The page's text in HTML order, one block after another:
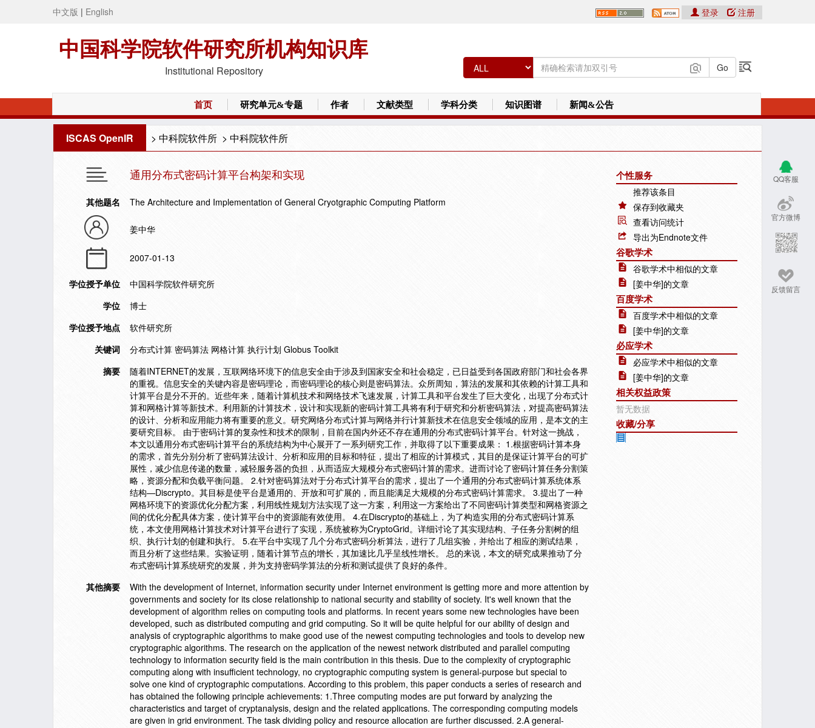
中文版 | English
中国科学院软件研究所机构知识库
Institutional Repository
登录 注册
首页 研究单元&专题 作者 文献类型 学科分类 知识图谱 新闻&公告
ISCAS OpenIR > 中科院软件所 > 中科院软件所
QQ客服
官方微博
反馈留言
通用分布式密码计算平台构架和实现
其他题名 The Architecture and Implementation of General Cryotgraphic Computing Platform
姜中华
2007-01-13
学位授予单位
中国科学院软件研究所
学位
博士
学位授予地点
软件研究所
关键词
分布式计算 密码算法 网格计算 执行计划 Globus Toolkit
摘要
随着INTERNET的发展，互联网络环境下的信息安全由于涉及到国家安全和社会稳定，已日益受到各国政府部门和社会各界
的重视。信息安全的关键内容是密码理论，而密码理论的核心则是密码算法。众所周知，算法的发展和其依赖的计算工具和
计算平台是分不开的。近些年来，随着计算机技术和网络技术飞速发展，计算工具和平台发生了巨大变化，出现了分布式计
算和网格计算等新技术。利用新的计算技术，设计和实现新的密码计算工具将有利于研究和分析密码算法，对提高密码算法
的设计、分析和应用能力将有重要的意义。研究网络分布式计算与网络并行计算新技术在信息安全领域的应用，是本文的主
要研究目标。 由于密码计算的复杂性和技术的限制，目前在国内外还不存在通用的分布式密码计算平台。针对这一挑战，
本文以通用分布式密码计算平台的系统结构为中心展开了一系列研究工作，并取得了以下重要成果： 1.根据密码计算本身
的需求，首先分别分析了密码算法设计、分析和应用的目标和特征，提出了相应的计算模式，其目的是保证计算平台的可扩
展性，减少信息传递的数量，减轻服务器的负担，从而适应大规模分布式密码计算的需求。进而讨论了密码计算任务分割策
略，资源分配和负载平衡问题。 2.针对密码算法对于分布式计算平台的需求，提出了一个通用的分布式密码计算系统体系
结构—Discrypto。其目标是使平台是通用的、开放和可扩展的，而且能满足大规模的分布式密码计算需求。 3.提出了一种
网格环境下的资源优化分配方案，利用线性规划方法实现了这一方案，利用这一方案给出了不同密码计算类型和网格资源之
间的优化分配具体方案，使计算平台中的资源能有效使用。 4.在Discrypto的基础上，为了构造实用的分布式密码计算系
统，本文使用网格计算技术对计算平台进行了实现，系统被称为CryptoGrid。详细讨论了其实现结构、子任务分割树的组
织、执行计划的创建和执行。 5.在平台中实现了几个分布式密码分析算法，进行了几组实验，并给出了相应的测试结果，
而且分析了这些结果。实验证明，随着计算节点的增长，其加速比几乎呈线性增长。 总的来说，本文的研究成果推动了分
布式密码计算系统研究的发展，并为支持密码学算法的分析和测试提供了良好的条件。
其他摘要
With the development of Internet, information security under Internet environment is getting more and more attention by
governments and society for its close relationship to national security and stability of society. It's well known that the
development of algorithm relies on computing tools and platforms. In recent years some new technologies have been
developed, such as distributed computing and grid computing. So it will be quite helpful for our ability of design and
analysis of cryptographic algorithms to make good use of the newest computing technologies and tools to develop new
cryptographic algorithms. The research on the application of the newest network distributed and parallel computing
technology to information security field is the main contribution in this thesis. Due to the complexity of cryptographic
computing along with insufficient technology, no cryptographic computing system is general-purpose but special to
solve one kind of cryptographic computations. According to this problem, this paper conducts a series of research and
has obtained the following principle achievements: 1.Three computing modes are put forward by analyzing the
characteristics and target of cryptanalysis, design and the related applications. The corresponding computing models
are given in grid environment. The task dividing policy and resource allocation are further discussed. 2.A general-
个性服务
推荐该条目
保存到收藏夹
查看访问统计
导出为Endnote文件
谷歌学术
谷歌学术中相似的文章
[姜中华]的文章
百度学术
百度学术中相似的文章
[姜中华]的文章
必应学术
必应学术中相似的文章
[姜中华]的文章
相关权益政策
暂无数据
收藏/分享